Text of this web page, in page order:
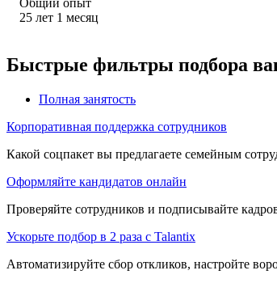
25 лет 1 месяц
Быстрые фильтры подбора
Полная занятость
Корпоративная поддержка сотрудников
Какой соцпакет вы предлагаете семейным
Оформляйте кандидатов онлайн
Проверяйте сотрудников и подписывайте
Ускорьте подбор в 2 раза с Talantix
Автоматизируйте сбор откликов, настройте